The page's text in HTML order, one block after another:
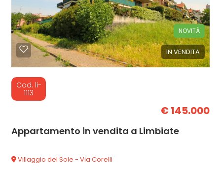
IN VENDITA
NOVITÀ
Cod. li-
1113
€ 145.000
Appartamento in vendita a Limbiate
Villaggio del Sole - Via Corelli